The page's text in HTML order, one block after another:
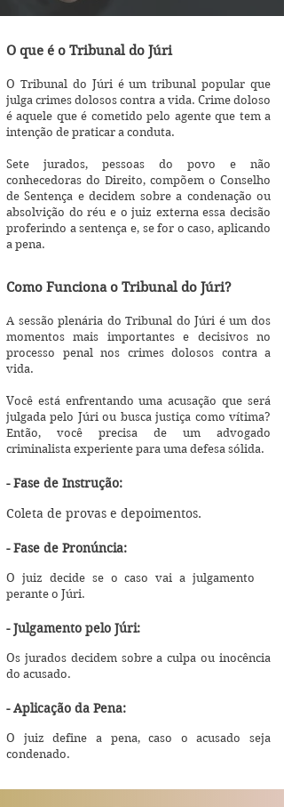
O que é o Tribunal do Júri
O Tribunal do Júri é um tribunal popular que
julga crimes dolosos contra a vida. Crime doloso
é aquele que é cometido pelo agente que tem a
intenção de praticar a conduta.​
Sete jurados, pessoas do povo e não
conhecedoras do Direito, compõem o Conselho
de Sentença e decidem sobre a condenação ou
absolvição do réu e o juiz externa essa decisão
proferindo a sentença e, se for o caso, aplicando
a pena.
Como Funciona o Tribunal do Júri?
A sessão plenária do Tribunal do Júri é um dos
momentos mais importantes e decisivos no
processo penal nos crimes dolosos contra a
vida.
Você está enfrentando uma acusação que será
julgada pelo Júri ou busca justiça como vítima?
Então, você precisa de um advogado
criminalista experiente para uma defesa sólida.
- Fase de Instrução:
Coleta de provas e depoimentos.
- Fase de Pronúncia:
O juiz decide se o caso vai a julgamento
perante o Júri.
- Julgamento pelo Júri:
Os jurados decidem sobre a culpa ou inocência
do acusado.
- Aplicação da Pena:
O juiz define a pena, caso o acusado seja
condenado.